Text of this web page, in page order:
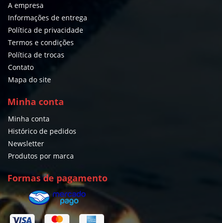
A empresa
Informações de entrega
Política de privacidade
Termos e condições
Política de trocas
Contato
Mapa do site
Minha conta
Minha conta
Histórico de pedidos
Newsletter
Produtos por marca
Formas de pagamento